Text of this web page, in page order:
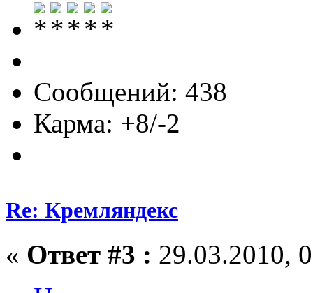
Сообщений: 438
Карма: +8/-2
Re: Кремляндекс
« Ответ #3 : 29.03.2010,